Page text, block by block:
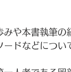
や本書執筆の
ドなどについ